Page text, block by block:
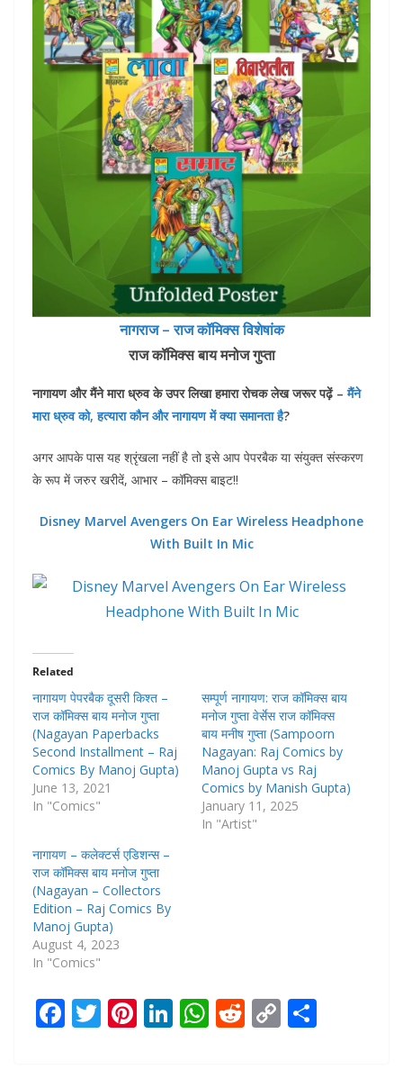
नागराज – राज कॉमिक्स विशेषांक
राज कॉमिक्स बाय मनोज गुप्ता
नागायण और मैंने मारा ध्रुव के उपर लिखा हमारा रोचक लेख जरूर पढ़ें –मैंने
मारा ध्रुव को, हत्यारा कौन और नागायण में क्या समानता है?
अगर आपके पास यह श्रृंखला नहीं है तो इसे आप पेपरबैक या संयुक्त संस्करण
के रूप में जरुर खरीदें, आभार – कॉमिक्स बाइट!!
Disney Marvel Avengers On Ear Wireless Headphone
With Built In Mic
Related
नागायण पेपरबैक दूसरी किश्त –
राज कॉमिक्स बाय मनोज गुप्ता
(Nagayan Paperbacks
Second Installment – Raj
Comics By Manoj Gupta)
June 13, 2021
In "Comics"
सम्पूर्ण नागायण: राज कॉमिक्स बाय
मनोज गुप्ता वेर्सेस राज कॉमिक्स
बाय मनीष गुप्ता (Sampoorn
Nagayan: Raj Comics by
Manoj Gupta vs Raj
Comics by Manish Gupta)
January 11, 2025
In "Artist"
नागायण – कलेक्टर्स एडिशन्स –
राज कॉमिक्स बाय मनोज गुप्ता
(Nagayan – Collectors
Edition – Raj Comics By
Manoj Gupta)
August 4, 2023
In "Comics"
F T Pi Li W R C